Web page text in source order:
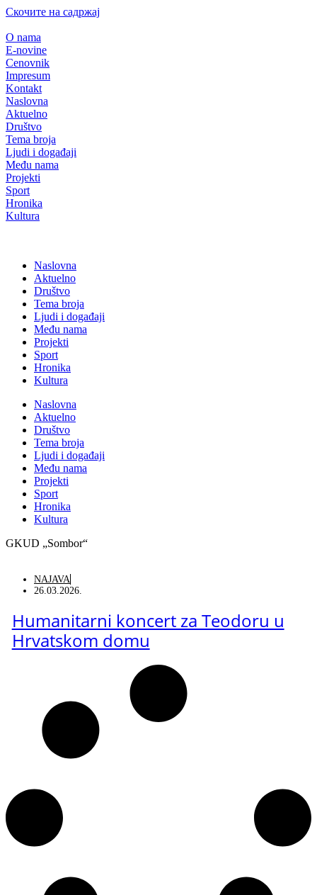
Скочите на садржај
O nama
E-novine
Cenovnik
Impresum
Kontakt
Naslovna
Aktuelno
Društvo
Tema broja
Ljudi i događaji
Među nama
Projekti
Sport
Hronika
Kultura
Naslovna
Aktuelno
Društvo
Tema broja
Ljudi i događaji
Među nama
Projekti
Sport
Hronika
Kultura
Naslovna
Aktuelno
Društvo
Tema broja
Ljudi i događaji
Među nama
Projekti
Sport
Hronika
Kultura
GKUD „Sombor“
NAJAVA
26.03.2026.
Humanitarni koncert za Teodoru u
Hrvatskom domu